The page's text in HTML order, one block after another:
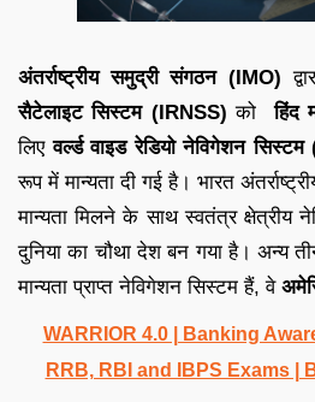
अंतर्राष्ट्रीय समुद्री संगठन (IMO)
सैटेलाइट सिस्टम (IRNSS) कोहिंद
लिएवर्ल्ड वाइड रेडियो नेविगेशन
रूप में मान्यता दी गई है। भारत
मान्यता मिलने के साथ स्वतंत्र क्षेत्रीय
दुनिया का चौथा देश बन गया है। अन्य
मान्यता प्राप्त नेविगेशन सिस्टम हैं, वे
WARRIOR 4.0 | Banking
RRB, RBI and IBPS Exams |